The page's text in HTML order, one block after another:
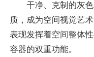
干净、克制的灰
质，成为空间视觉艺
表现发挥着空间整体
容器的双重功能。